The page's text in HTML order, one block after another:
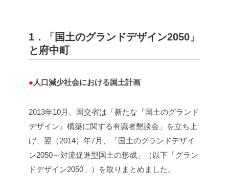
1．「国土のグランドデザイン2050」
と府中町
● 人口減少社会における国土計画
2013年10月、国交省は「新たな『国土のグランド
デザイン』構築に関する有識者懇談会」を立ち上
げ、翌（2014）年7月、「国土のグランドデザイ
ン2050～対流促進型国土の形成」（以下「グラン
ドデザイン2050」）を取りまとめました。